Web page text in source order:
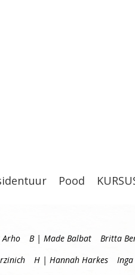
Pood
Arho B | Made Balbat Britta
H | Hannah Harkes